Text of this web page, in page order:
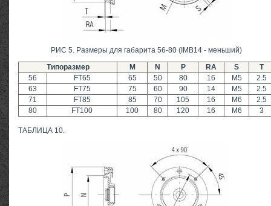
РИС 5. Размеры для габарита 56-80 (IMB14 - меньший)
Типоразмер
M N P RA S
T
56
FT65 65 50 80 16 M5
2.5
63
FT75 75 60 90 14 M5
2.5
71
FT85 85 70 105 16 M6
2.5
80
FT100 100 80 120 16 M6 3
ТАБЛИЦА 10.